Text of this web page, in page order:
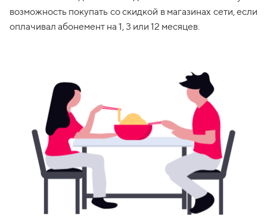
возможность покупать со скидкой в магазинах сети, если
оплачивал абонемент на 1, 3 или 12 месяцев.